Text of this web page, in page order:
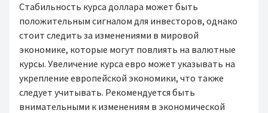
Стабильность курса доллара может быть
положительным сигналом для инвесторов, однако
стоит следить за изменениями в мировой
экономике, которые могут повлиять на валютные
курсы. Увеличение курса евро может указывать на
укрепление европейской экономики, что также
следует учитывать. Рекомендуется быть
внимательными к изменениям в экономической